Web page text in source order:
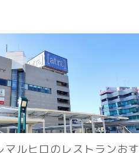
マルヒロのレストランおす